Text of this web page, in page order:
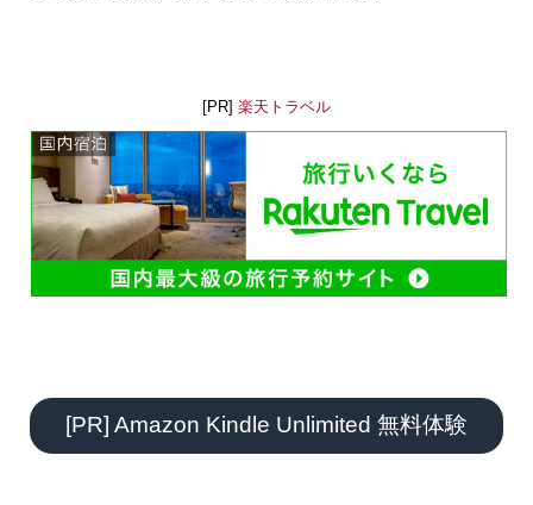
[PR] 楽天トラベル
[PR] Amazon Kindle Unlimited 無料体験